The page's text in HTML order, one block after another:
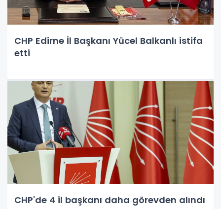
CHP Edirne İl Başkanı Yücel Balkanlı istifa
etti
CHP'de 4 il başkanı daha görevden alındı